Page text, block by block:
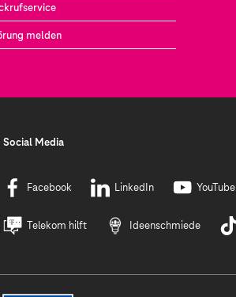
melden
Social Media
Facebook LinkedIn YouTube
Telekom hilft Ideenschmiede